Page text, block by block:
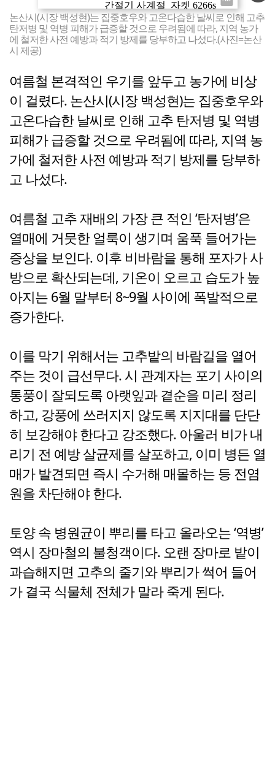
논산시(시장 백성현)는 집중호우와 고온다습한 날씨로 인해 고추
탄저병 및 역병 피해가 급증할 것으로 우려됨에 따라, 지역 농가
에 철저한 사전 예방과 적기 방제를 당부하고 나섰다.(사진=논산
시 제공)
여름철 본격적인 우기를 앞두고 농가에 비상
이 걸렸다. 논산시(시장 백성현)는 집중호우와
고온다습한 날씨로 인해 고추 탄저병 및 역병
피해가 급증할 것으로 우려됨에 따라, 지역 농
가에 철저한 사전 예방과 적기 방제를 당부하
고 나섰다.
여름철 고추 재배의 가장 큰 적인 ‘탄저병’은
열매에 거뭇한 얼룩이 생기며 움푹 들어가는
증상을 보인다. 이후 비바람을 통해 포자가 사
방으로 확산되는데, 기온이 오르고 습도가 높
아지는 6월 말부터 8~9월 사이에 폭발적으로
증가한다.
이를 막기 위해서는 고추밭의 바람길을 열어
주는 것이 급선무다. 시 관계자는 포기 사이의
통풍이 잘되도록 아랫잎과 곁순을 미리 정리
하고, 강풍에 쓰러지지 않도록 지지대를 단단
히 보강해야 한다고 강조했다. 아울러 비가 내
리기 전 예방 살균제를 살포하고, 이미 병든 열
매가 발견되면 즉시 수거해 매몰하는 등 전염
원을 차단해야 한다.
토양 속 병원균이 뿌리를 타고 올라오는 ‘역병’
역시 장마철의 불청객이다. 오랜 장마로 밭이
과습해지면 고추의 줄기와 뿌리가 썩어 들어
가 결국 식물체 전체가 말라 죽게 된다.